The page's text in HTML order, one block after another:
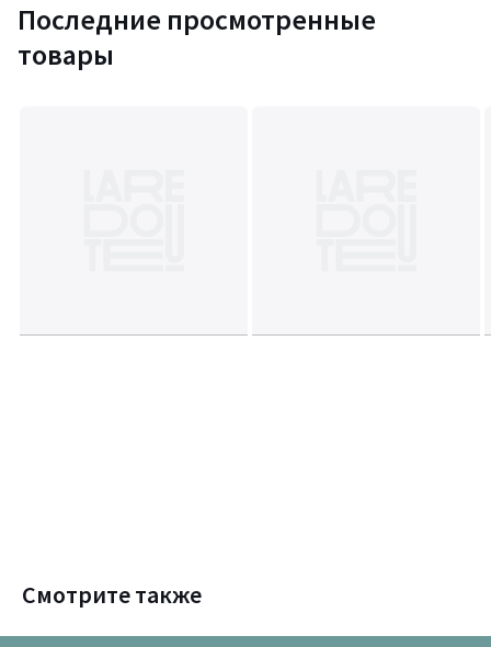
Последние просмотренные
товары
Смотрите также